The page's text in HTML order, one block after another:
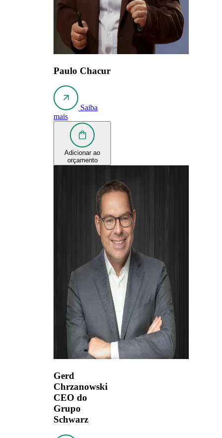
Paulo Chacur
Saiba
mais
Adicionar ao
orçamento
Gerd
Chrzanowski
CEO do
Grupo
Schwarz